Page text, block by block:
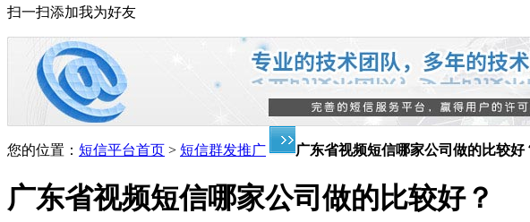
扫一扫添加我为好友
您的位置： 短信平台首页 > 短信群发推广 广东省视频短信哪家公司做的比较好
广东省视频短信哪家公司做的比较好？